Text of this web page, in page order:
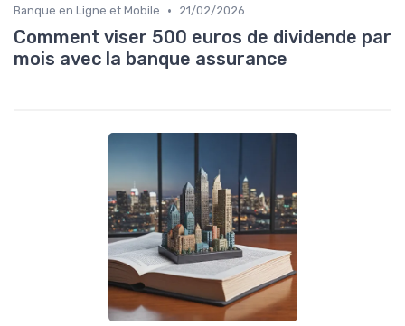
Banque en Ligne et Mobile • 21/02/2026
Comment viser 500 euros de dividende par
mois avec la banque assurance